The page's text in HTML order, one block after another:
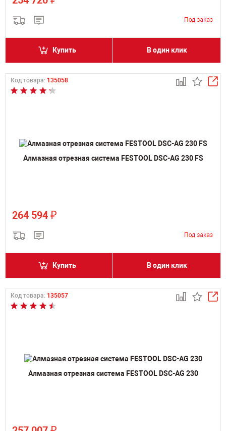
Купить В один клик
Код товара: 135058
Алмазная отрезная система FESTOOL DSC-AG 230 FS
264 594 ₽
Купить В один клик
Код товара: 135057
Алмазная отрезная система FESTOOL DSC-AG 230